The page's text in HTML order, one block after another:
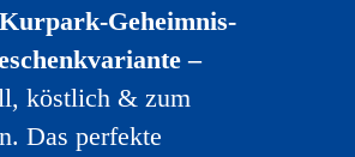
Kurpark-Geheimnis-
–
köstlich & zum
Das perfekte